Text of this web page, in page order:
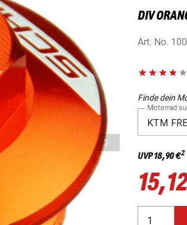
DIV
Art. No.
Finde dein
Motorrad
UVP18,90 €2